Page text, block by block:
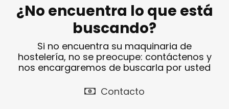
¿No encuentra lo que está
buscando?
Si no encuentra su maquinaria de
hostelería, no se preocupe: contáctenos y
nos encargaremos de buscarla por usted
Contacto